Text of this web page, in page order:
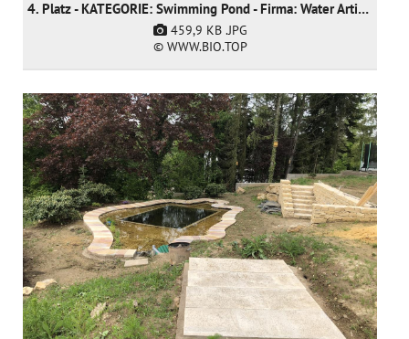
4. Platz - KATEGORIE: Swimming Pond - Firma: Water Artisans
459,9 KB .JPG
© WWW.BIO.TOP